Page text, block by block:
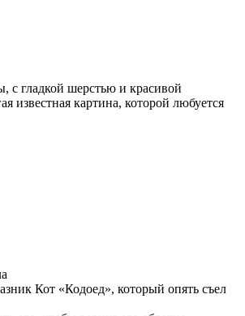
с гладкой шерстью и красивой
известная картина, которой любуется
Кот «Кодоед», который опять съел